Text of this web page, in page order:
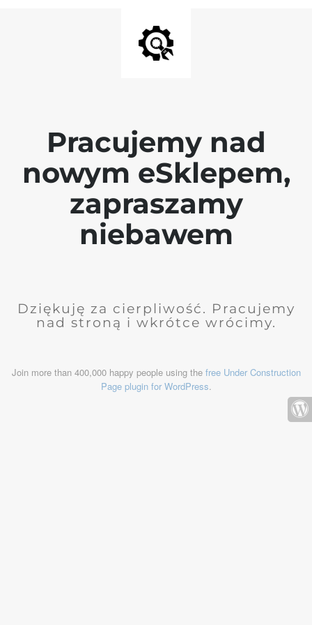
Pracujemy nad
nowym eSklepem,
zapraszamy
niebawem
Dziękuję za cierpliwość. Pracujemy
nad stroną i wkrótce wrócimy.
Join more than 400,000 happy people using the free Under Construction
Page plugin for WordPress.